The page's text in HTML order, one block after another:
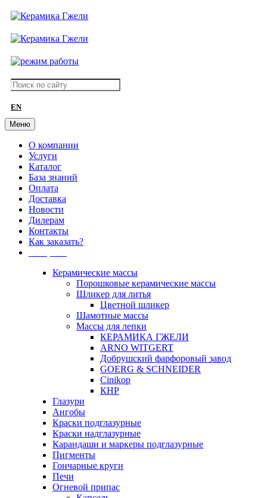
EN
Меню
О компании
Услуги
Каталог
База знаний
Оплата
Доставка
Новости
Дилерам
Контакты
Как заказать?
Керамические массы
Порошковые керамические массы
Шликер для литья
Цветной шликер
Шамотные массы
Массы для лепки
КЕРАМИКА ГЖЕЛИ
ARNO WITGERT
Добрушский фарфоровый завод
GOERG & SCHNEIDER
Cinikop
КНР
Глазури
Ангобы
Краски подглазурные
Краски надглазурные
Карандаши и маркеры подглазурные
Пигменты
Гончарные круги
Печи
Огневой припас